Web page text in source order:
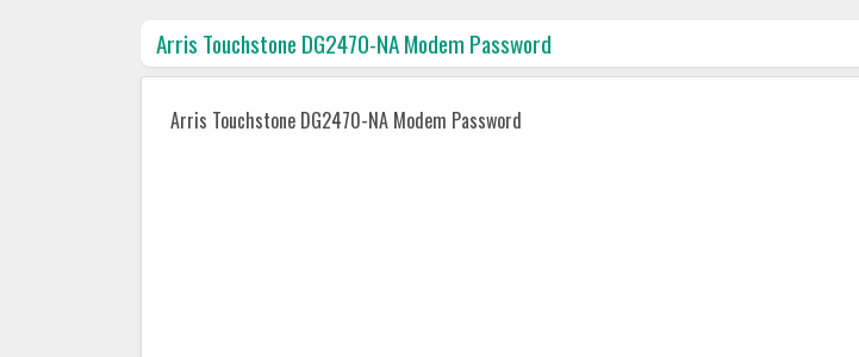
Arris Touchstone DG2470-NA Modem Password
Arris Touchstone DG2470-NA Modem Password